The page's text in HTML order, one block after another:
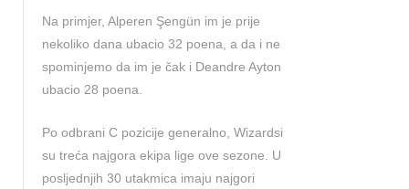
Na primjer, Alperen Şengün im je prije
nekoliko dana ubacio 32 poena, a da i ne
spominjemo da im je čak i Deandre Ayton
ubacio 28 poena.
Po odbrani C pozicije generalno, Wizardsi
su treća najgora ekipa lige ove sezone. U
posljednjih 30 utakmica imaju najgori